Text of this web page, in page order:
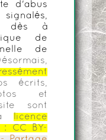
d'abus
dès à
de
de
écrits,
et
sont
licence
:
CC BY-